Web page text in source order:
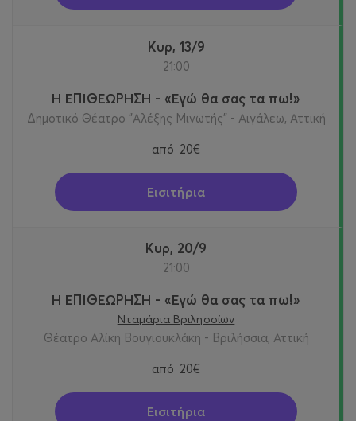
Κυρ, 13/9
21:00
Η ΕΠΙΘΕΩΡΗΣΗ - «Εγώ θα σας τα πω!»
Δημοτικό Θέατρο "Αλέξης Μινωτής" - Αιγάλεω, Αττική
από 20€
Εισιτήρια
Κυρ, 20/9
21:00
Η ΕΠΙΘΕΩΡΗΣΗ - «Εγώ θα σας τα πω!»
Νταμάρια Βριλησσίων
Θέατρο Αλίκη Βουγιουκλάκη - Βριλήσσια, Αττική
από 20€
Εισιτήρια